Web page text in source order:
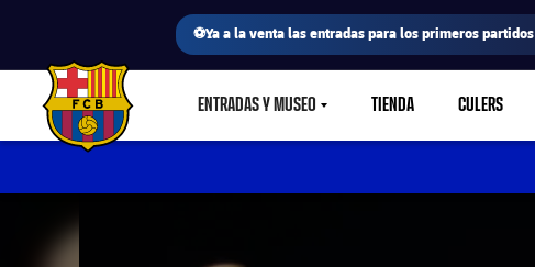
⚽Ya a la venta las entradas para los primeros partidos
FC Barcelona club badge ENTRADAS Y MUSEOLABEL.SHARE.CARETDOWN
TIENDA CULERS